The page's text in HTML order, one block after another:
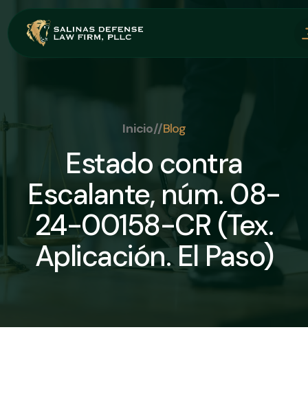
Inicio//Blog
Estado contra
Escalante, núm. 08-
24-00158-CR (Tex.
Aplicación. El Paso)